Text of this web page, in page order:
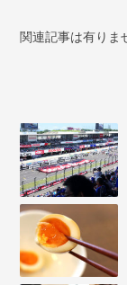
関連記事は有りま